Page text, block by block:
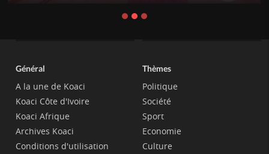
Général
A la une de Koaci
Koaci Côte d'Ivoire
Koaci Afrique
Archives Koaci
Conditions d'utilisation
Thèmes
Politique
Société
Sport
Economie
Culture